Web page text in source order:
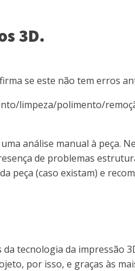
3D.
se este não tem erros
limpeza/polimento/
análise manual à peça.
de problemas
peça (caso existam) e
tecnologia da impressão
por isso, e graças às